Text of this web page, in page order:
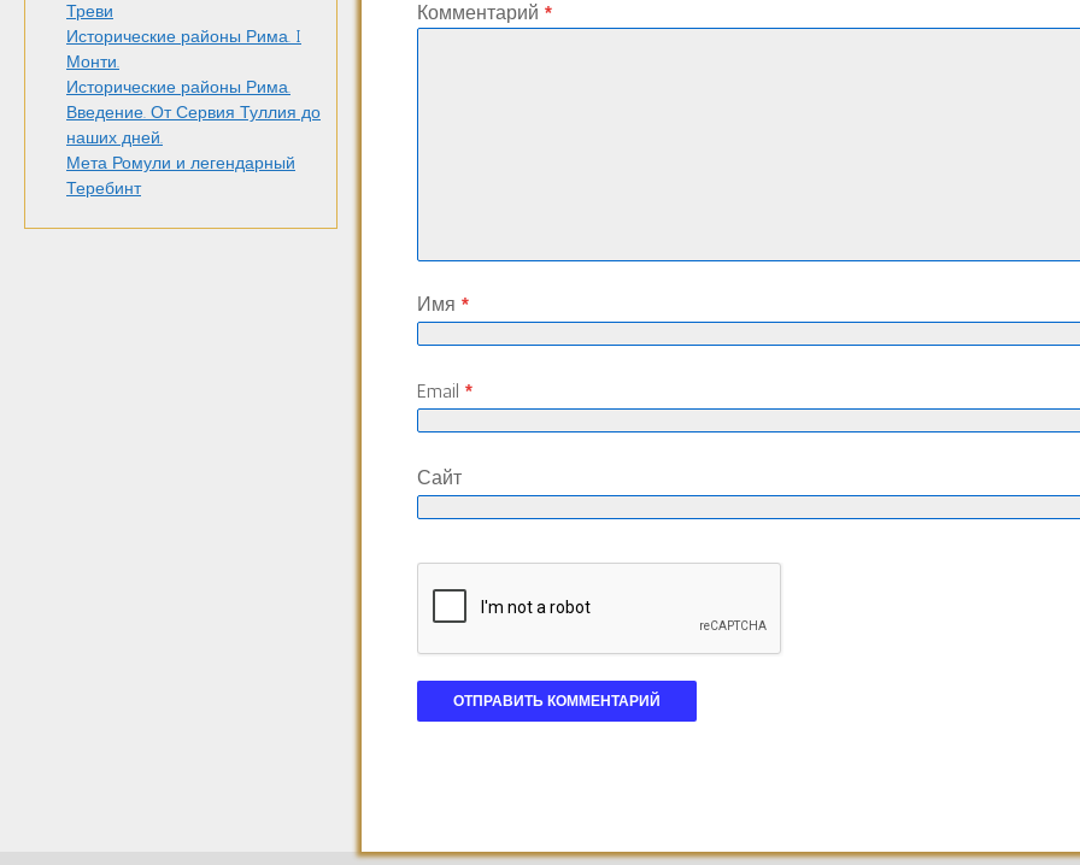
Треви
Исторические районы Рима. I
Монти.
Исторические районы Рима.
Введение. От Сервия Туллия до
наших дней.
Мета Ромули и легендарный
Теребинт
Комментарий*
Имя*
Email*
Сайт